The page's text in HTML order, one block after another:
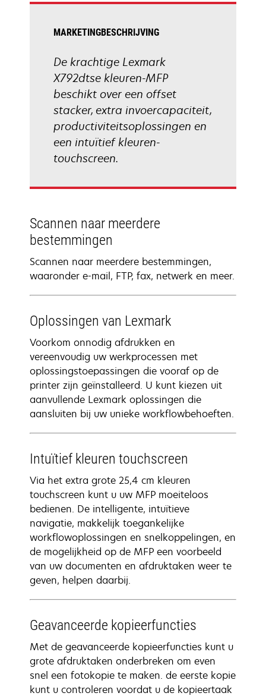
MARKETINGBESCHRIJVING
De krachtige Lexmark
X792dtse kleuren-MFP
beschikt over een offset
stacker, extra invoercapaciteit,
productiviteitsoplossingen en
een intuïtief kleuren-
touchscreen.
Scannen naar meerdere
bestemmingen
Scannen naar meerdere bestemmingen,
waaronder e-mail, FTP, fax, netwerk en meer.
Oplossingen van Lexmark
Voorkom onnodig afdrukken en
vereenvoudig uw werkprocessen met
oplossingstoepassingen die vooraf op de
printer zijn geïnstalleerd. U kunt kiezen uit
aanvullende Lexmark oplossingen die
aansluiten bij uw unieke workflowbehoeften.
Intuïtief kleuren touchscreen
Via het extra grote 25,4 cm kleuren
touchscreen kunt u uw MFP moeiteloos
bedienen. De intelligente, intuïtieve
navigatie, makkelijk toegankelijke
workflowoplossingen en snelkoppelingen, en
de mogelijkheid op de MFP een voorbeeld
van uw documenten en afdruktaken weer te
geven, helpen daarbij.
Geavanceerde kopieerfuncties
Met de geavanceerde kopieerfuncties kunt u
grote afdruktaken onderbreken om even
snel een fotokopie te maken. de eerste kopie
kunt u controleren voordat u de kopieertaak